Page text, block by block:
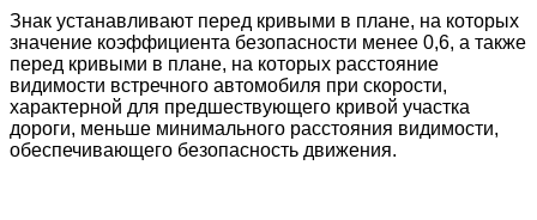
Знак устанавливают перед кривыми в плане, на которых
значение коэффициента безопасности менее 0,6, а также
перед кривыми в плане, на которых расстояние
видимости встречного автомобиля при скорости,
характерной для предшествующего кривой участка
дороги, меньше минимального расстояния видимости,
обеспечивающего безопасность движения.